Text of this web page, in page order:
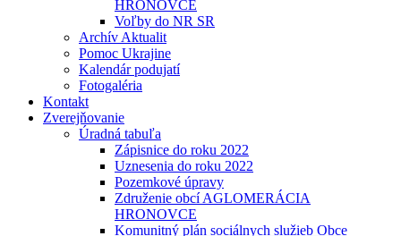
HRONOVCE
Voľby do NR SR
Archív Aktualit
Pomoc Ukrajine
Kalendár podujatí
Fotogaléria
Kontakt
Zverejňovanie
Úradná tabuľa
Zápisnice do roku 2022
Uznesenia do roku 2022
Pozemkové úpravy
Združenie obcí AGLOMERÁCIA
HRONOVCE
Komunitný plán sociálnych služieb Obce